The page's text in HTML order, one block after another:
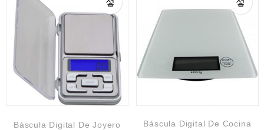
Ferretería
Mezcladoras
Línea de productos Virutex
Campismo
Ciclismo
Báscula Digital De Joyero
Báscula Digital De Cocina